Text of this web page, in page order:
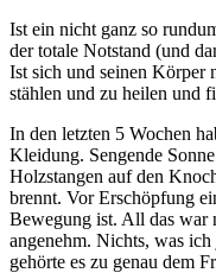
Ist ein nicht ganz so
der totale Notstand (und
Ist sich und seinen Körper
stählen und zu heilen und
In den letzten 5 Wochen
Kleidung. Sengende
Holzstangen auf den
brennt. Vor Erschöpfung
Bewegung ist. All das
angenehm. Nichts, was
gehörte es zu genau dem